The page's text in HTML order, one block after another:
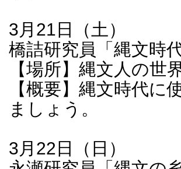
3月21日（土）
橋詰研究員「縄文時
【場所】縄文人の世
【概要】縄文時代
ましょう。
3月22日（日）